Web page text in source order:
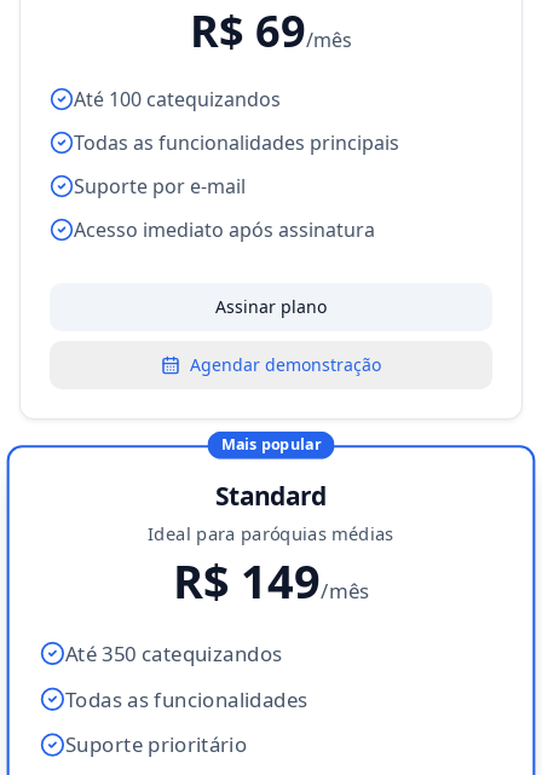
R$ 69/mês
Até 100 catequizandos
Todas as funcionalidades principais
Suporte por e-mail
Acesso imediato após assinatura
Assinar plano
Agendar demonstração
Mais popular
Standard
Ideal para paróquias médias
R$ 149/mês
Até 350 catequizandos
Todas as funcionalidades
Suporte prioritário